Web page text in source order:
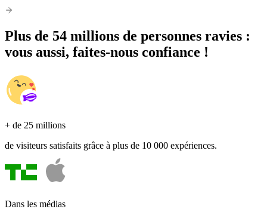
Plus de 54 millions de personnes ravies :
vous aussi, faites-nous confiance !
+ de 25 millions
de visiteurs satisfaits grâce à plus de 10 000 expériences.
Dans les médias